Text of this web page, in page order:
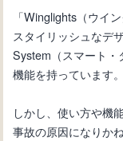
「Winglights（ウイ
スタイリッシュなデ
System（スマート・
機能を持っています。
しかし、使い方や機
事故の原因になりか